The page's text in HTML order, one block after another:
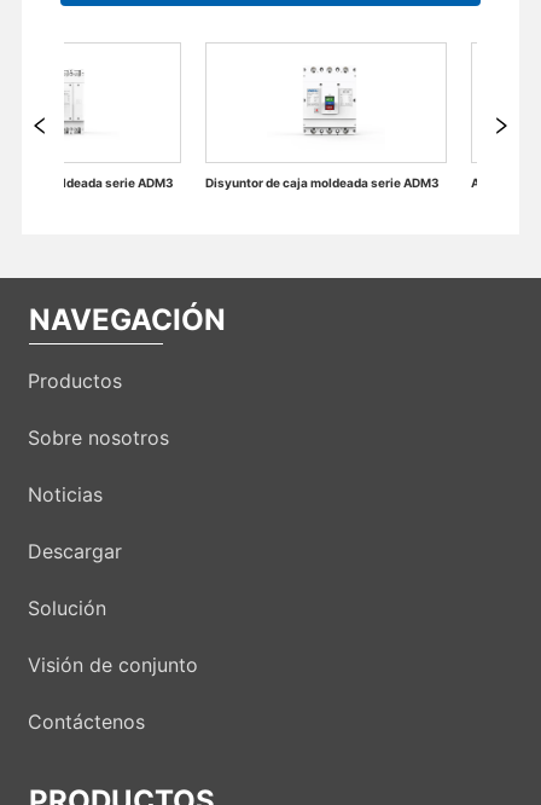
Disyuntor de caja moldeada serie ADM3
NAVEGACIÓN
Productos
Sobre nosotros
Noticias
Descargar
Solución
Visión de conjunto
Contáctenos